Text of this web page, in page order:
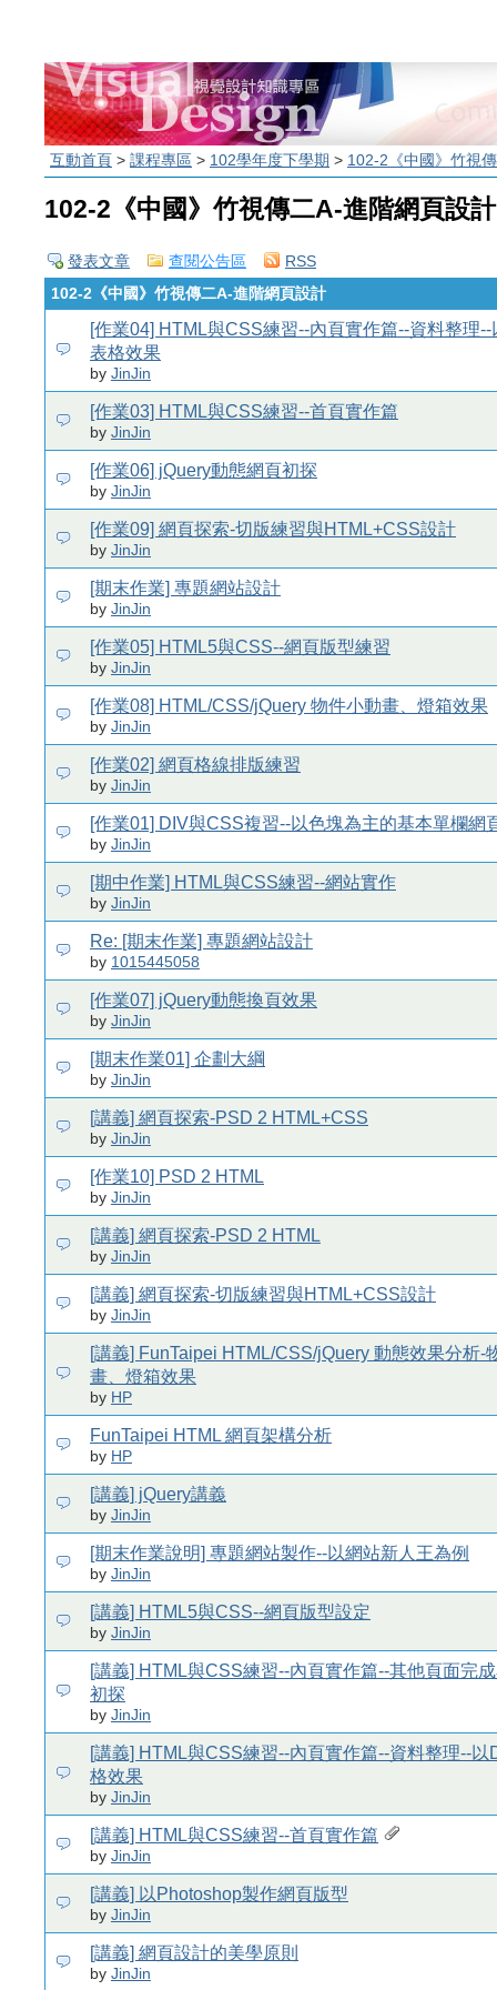
互動首頁 > 課程專區 > 102學年度下學期 > 102-2《中國》竹視
102-2《中國》竹視傳二A-進階網頁設計
發表文章 查閱公告區
RSS
102-2《中國》竹視傳二A-進階網頁設計
[作業04] HTML與CSS練習--內頁實作篇--資料整理
表格效果
by JinJin
[作業03] HTML與CSS練習--首頁實作篇
by JinJin
[作業06] jQuery動態網頁初探
by JinJin
[作業09] 網頁探索-切版練習與HTML+CSS設計
by JinJin
[期末作業] 專題網站設計
by JinJin
[作業05] HTML5與CSS--網頁版型練習
by JinJin
[作業08] HTML/CSS/jQuery 物件小動畫、燈箱效果
by JinJin
[作業02] 網頁格線排版練習
by JinJin
[作業01] DIV與CSS複習--以色塊為主的基本單欄網
by JinJin
[期中作業] HTML與CSS練習--網站實作
by JinJin
Re: [期末作業] 專題網站設計
by 1015445058
[作業07] jQuery動態換頁效果
by JinJin
[期末作業01] 企劃大綱
by JinJin
[講義] 網頁探索-PSD 2 HTML+CSS
by JinJin
[作業10] PSD 2 HTML
by JinJin
[講義] 網頁探索-PSD 2 HTML
by JinJin
[講義] 網頁探索-切版練習與HTML+CSS設計
by JinJin
[講義] FunTaipei HTML/CSS/jQuery 動態效果分析-
畫、燈箱效果
by HP
FunTaipei HTML 網頁架構分析
by HP
[講義] jQuery講義
by JinJin
[期末作業說明] 專題網站製作--以網站新人王為例
by JinJin
[講義] HTML5與CSS--網頁版型設定
by JinJin
[講義] HTML與CSS練習--內頁實作篇--其他頁面完
初探
by JinJin
[講義] HTML與CSS練習--內頁實作篇--資料整理--以
格效果
by JinJin
[講義] HTML與CSS練習--首頁實作篇
by JinJin
[講義] 以Photoshop製作網頁版型
by JinJin
[講義] 網頁設計的美學原則
by JinJin